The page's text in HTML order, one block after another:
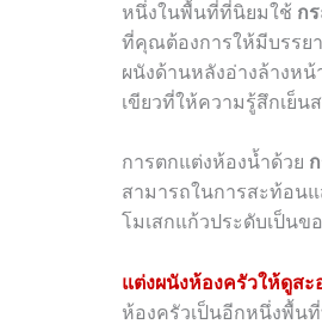
หนึ่งในพื้นที่ที่นิยมใช้ ก
ที่คุณต้องการให้มีบรรย
ผนังด้านหลังอ่างล้างห
เขียวที่ให้ความรู้สึกเย็น
การตกแต่งห้องน้ำด้วย
สามารถในการสะท้อน
โมเสกแก้วประดับเป็นข
แต่งผนังห้องครัวให้ดูสะ
ห้องครัวเป็นอีกหนึ่งพื้น